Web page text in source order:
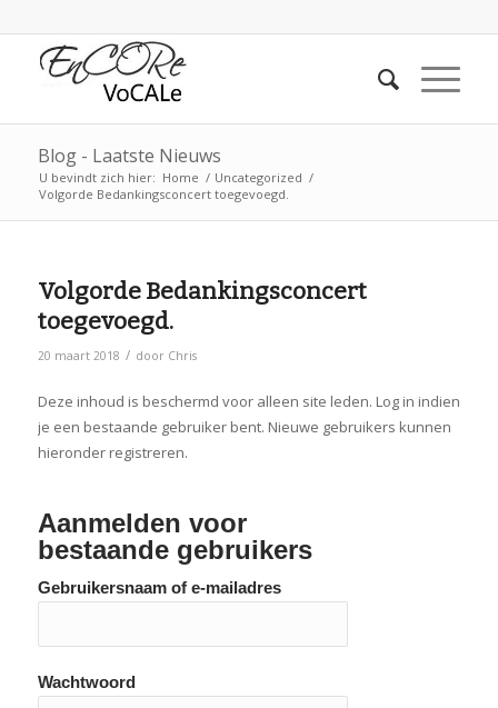
Blog - Laatste Nieuws
U bevindt zich hier: Home / Uncategorized /
Volgorde Bedankingsconcert toegevoegd.
Volgorde Bedankingsconcert
toegevoegd.
20 maart 2018 / door Chris
Deze inhoud is beschermd voor alleen site leden. Log in indien
je een bestaande gebruiker bent. Nieuwe gebruikers kunnen
hieronder registreren.
Aanmelden voor
bestaande gebruikers
Gebruikersnaam of e-mailadres
Wachtwoord